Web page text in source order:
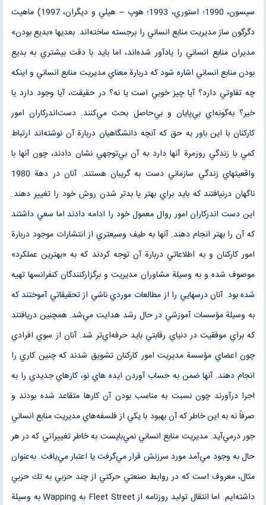
سيسون، 1990؛ استوري، 1993؛ هوپ – هيلي و ديگران، 1997) ماهيت
دگرگون ساز مديريت منابع انساني را برجسته ساخته‌اند. بعديها «بديع بودن»
مديران منابع انساني را يادآور شده‌اند، اما بايد با دقت بيشتري به بديع
بودن منابع انساني اشاره شود كه دربارة معناي مديريت منابع انساني و اينكه
چه تفاوتي دارد؟ آيا چيز خوبي است يا نه؟ در حقيقت، آيا وجود دارد يا
خير؟ به‌گونه‌اي بي‌پايان و بي‌حاصل بحث مي‌كنند. دست‌اندركاران امور
كاركنان با اين باور به حق كه آنچه دانشگاهيان دربارة آن نوشته‌اند ارتباط
كمي با زندگي روزمرة آنها دارد به آن بي‌توجهي نشان دادند، چون آنها با
واقعيتهاي زندگي سازماني دست به گريبان هستند. آنان در دهة 1980
ناگهان درنيافتند كه بايد براي بهتر يا بدتر شدن روش خود را تغيير دهند.
اين دست اندركاران امور روال معمول خود را ادامه دادند اما سعي داشتند
كه آن را بهتر انجام دهند. آنها به طيف وسيعتري از انتشارات موجود دربارة
امور كاركنان و به اطلاعاتي دربارة آن توجه كردند كه به «بهترين عملكرد»
موصوف شده و به وسيلة مشاوران مديريت و برگزاركنندگان كنفرانسها تهيه
شده بود. آنان درسهايي را از مطالعات موردي ناشي از تحقيقاتي آموختند كه
به وسيلة مؤسسات آموزشي در حال رشد هدايت مي‌شد. همچنين دريافتند
كه براي موفقيت در دنياي رقابتي بايد حرفه‌اي‌تر شد. آنان از سوي افرادي
چون اعضاي مؤسسة مديريت امور كاركنان تشويق شدند كه چنين كاري را
انجام دهند. آنها ضمن به حساب آوردن ايده هاي نو، كارهاي جديدي را به
اجرا درآورند چون نسبت به مناسب بودن آن كارها متقاعد شده بودند و
صرفاً نه به اين خاطر كه آن بهبود با يكي از فلسفه‌هاي مديريت منابع انساني
جور درمي‌آيد. مديريت منابع انساني نمي‌بايست به خاطر تغييراتي كه در هر
حال به وجود مي‌آمد مورد سرزنش قرار مي‌گرفت يا اعتبار مي‌يافت. به‌عنوان
مثال، معروف است كه در روابط صنعتي حركتي از چند حزبي به تك حزبي
داشته‌ايم. اما انتقال توليد روزنامه از Fleet Street به Wapping به وسيلة